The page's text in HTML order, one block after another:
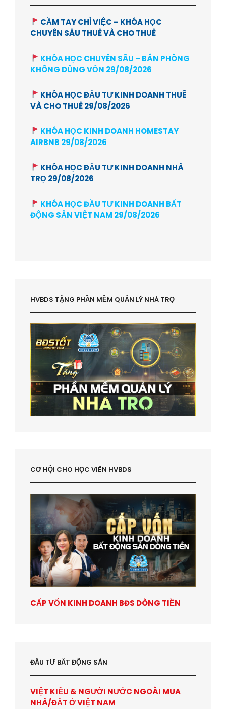
CẦM TAY CHỈ VIỆC – KHÓA HỌC
CHUYÊN SÂU THUÊ VÀ CHO THUÊ
KHÓA HỌC CHUYÊN SÂU – BÁN PHÒNG
KHÔNG DÙNG VỐN 29/08/2026
KHÓA HỌC ĐẦU TƯ KINH DOANH THUÊ
VÀ CHO THUÊ 29/08/2026
KHÓA HỌC KINH DOANH HOMESTAY
AIRBNB 29/08/2026
KHÓA HỌC ĐẦU TƯ KINH DOANH NHÀ
TRỌ 29/08/2026
KHÓA HỌC ĐẦU TƯ KINH DOANH BẤT
ĐỘNG SẢN VIỆT NAM 29/08/2026
HVBDS TẶNG PHẦN MỀM QUẢN LÝ NHÀ TRỌ
CƠ HỘI CHO HỌC VIÊN HVBDS
CẤP VỐN KINH DOANH BĐS DÒNG TIỀN
ĐẦU TƯ BẤT ĐỘNG SẢN
VIỆT KIỀU & NGƯỜI NƯỚC NGOÀI MUA
NHÀ/ĐẤT Ở VIỆT NAM